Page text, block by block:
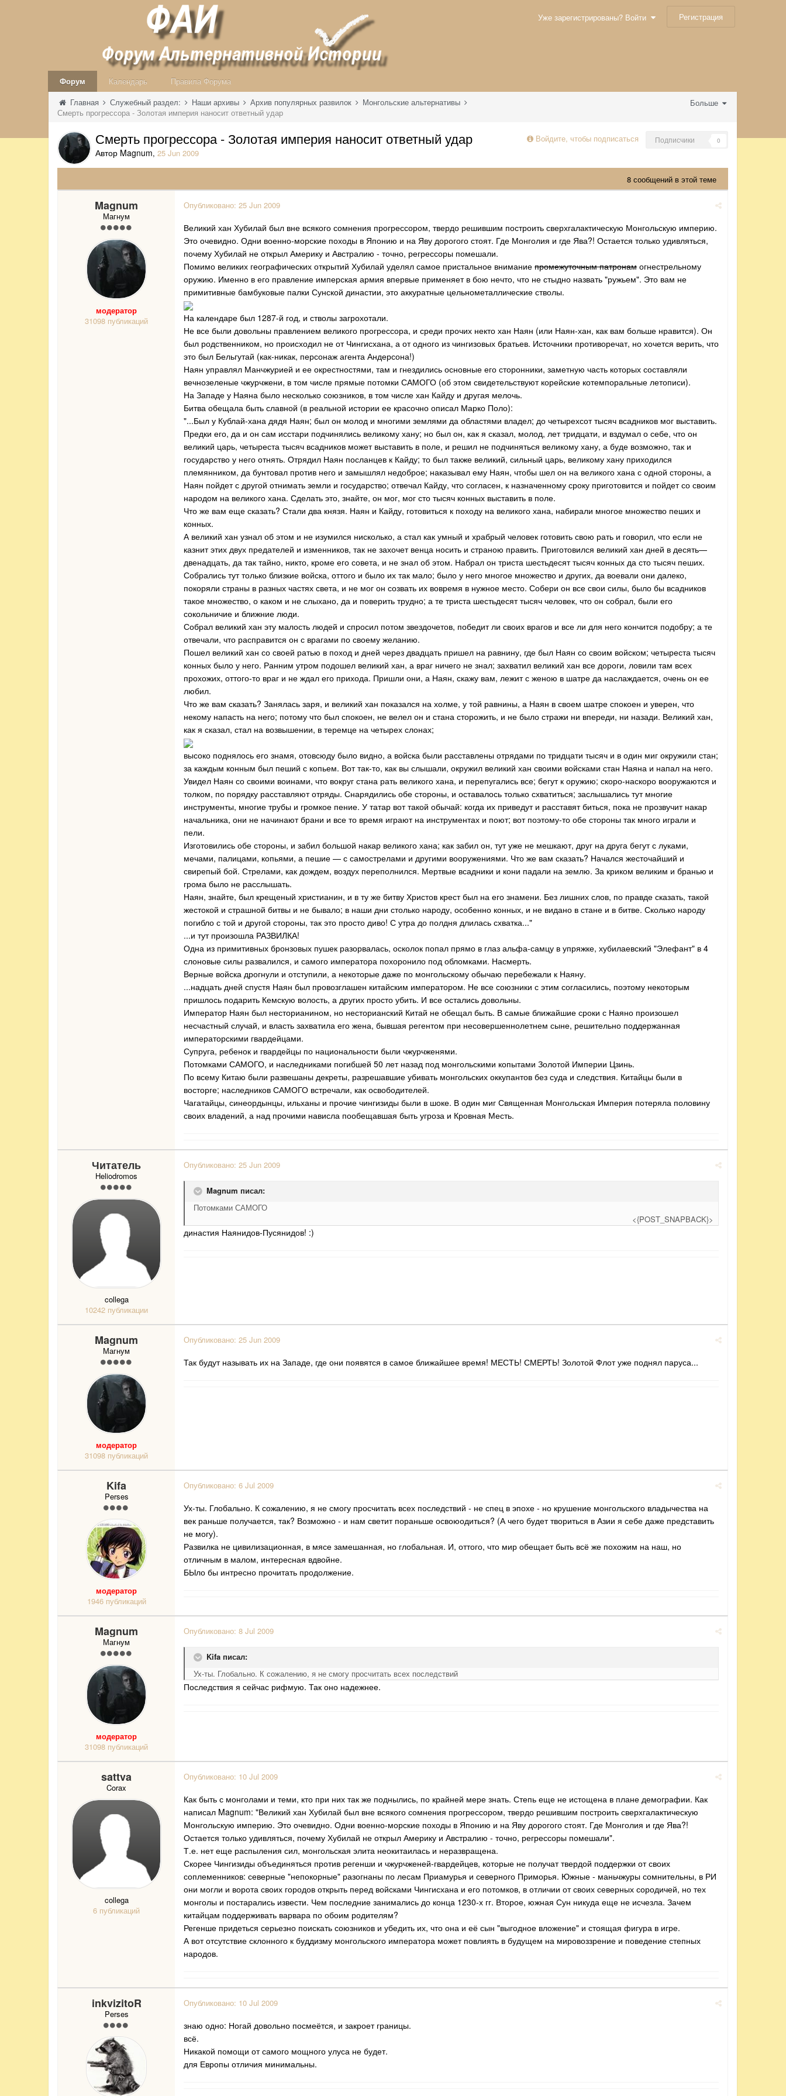
Уже зарегистрированы? Войти Регистрация
Форум Календарь
Правила Форума
Больше
Главная Служебный раздел: Наши архивы Архив популярных развилок
Монгольские альтернативы
Смерть прогрессора - Золотая империя наносит ответный удар
Войдите, чтобы подписаться Подписчики 0
Смерть прогрессора - Золотая империя наносит ответный удар
Автор Magnum,25 Jun 2009
8 сообщений в этой теме
Magnum
Магнум
модератор
31098 публикаций
Опубликовано:25 Jun 2009
Великий хан Хубилай был вне всякого сомнения прогрессором, твердо решившим построить сверхгалактическую Монгольскую империю.
Это очевидно. Одни военно-морские походы в Японию и на Яву дорогого стоят. Где Монголия и где Ява?! Остается только удивляться,
почему Хубилай не открыл Америку и Австралию - точно, регрессоры помешали.
Помимо великих географических открытий Хубилай уделял самое пристальное вниманиепромежуточным патронамогнестрельному
оружию. Именно в его правление имперская армия впервые применяет в бою нечто, что не стыдно назвать "ружьем". Это вам не
примитивные бамбуковые палки Сунской династии, это аккуратные цельнометаллические стволы.
На календаре был 1287-й год, и стволы загрохотали.
Не все были довольны правлением великого прогрессора, и среди прочих некто хан Наян (или Наян-хан, как вам больше нравится). Он
был родственником, но происходил не от Чингисхана, а от одного из чингизовых братьев. Источники противоречат, но хочется верить, что
это был Бельгутай (как-никак, персонаж агента Андерсона!)
Наян управлял Манчжурией и ее окрестностями, там и гнездились основные его сторонники, заметную часть которых составляли
вечнозеленые чжурчжени, в том числе прямые потомки САМОГО (об этом свидетельствуют корейские котемпоральные летописи).
На Западе у Наяна было несколько союзников, в том числе хан Кайду и другая мелочь.
Битва обещала быть славной (в реальной истории ее красочно описал Марко Поло):
"...Был у Кублай-хана дядя Наян; был он молод и многими землями да областями владел; до четырехсот тысяч всадников мог выставить.
Предки его, да и он сам исстари подчинялись великому хану; но был он, как я сказал, молод, лет тридцати, и вздумал о себе, что он
великий царь, четыреста тысяч всадников может выставить в поле, и решил не подчиняться великому хану, а буде возможно, так и
государство у него отнять. Отрядил Наян посланцев к Кайду; то был также великий, сильный царь, великому хану приходился
племянником, да бунтовал против него и замышлял недоброе; наказывал ему Наян, чтобы шел он на великого хана с одной стороны, а
Наян пойдет с другой отнимать земли и государство; отвечал Кайду, что согласен, к назначенному сроку приготовится и пойдет со своим
народом на великого хана. Сделать это, знайте, он мог, мог сто тысяч конных выставить в поле.
Что же вам еще сказать? Стали два князя. Наян и Кайду, готовиться к походу на великого хана, набирали многое множество пеших и
конных.
А великий хан узнал об этом и не изумился нисколько, а стал как умный и храбрый человек готовить свою рать и говорил, что если не
казнит этих двух предателей и изменников, так не захочет венца носить и страною править. Приготовился великий хан дней в десять—
двенадцать, да так тайно, никто, кроме его совета, и не знал об этом. Набрал он триста шестьдесят тысяч конных да сто тысяч пеших.
Собрались тут только близкие войска, оттого и было их так мало; было у него многое множество и других, да воевали они далеко,
покоряли страны в разных частях света, и не мог он созвать их вовремя в нужное место. Собери он все свои силы, было бы всадников
такое множество, о каком и не слыхано, да и поверить трудно; а те триста шестьдесят тысяч человек, что он собрал, были его
сокольничие и ближние люди.
Собрал великий хан эту малость людей и спросил потом звездочетов, победит ли своих врагов и все ли для него кончится подобру; а те
отвечали, что расправится он с врагами по своему желанию.
Пошел великий хан со своей ратью в поход и дней через двадцать пришел на равнину, где был Наян со своим войском; четыреста тысяч
конных было у него. Ранним утром подошел великий хан, а враг ничего не знал; захватил великий хан все дороги, ловили там всех
прохожих, оттого-то враг и не ждал его прихода. Пришли они, а Наян, скажу вам, лежит с женою в шатре да наслаждается, очень он ее
любил.
Что же вам сказать? Занялась заря, и великий хан показался на холме, у той равнины, а Наян в своем шатре спокоен и уверен, что
некому напасть на него; потому что был спокоен, не велел он и стана сторожить, и не было стражи ни впереди, ни назади. Великий хан,
как я сказал, стал на возвышении, в теремце на четырех слонах;
высоко поднялось его знамя, отовсюду было видно, а войска были расставлены отрядами по тридцати тысяч и в один миг окружили стан;
за каждым конным был пеший с копьем. Вот так-то, как вы слышали, окружил великий хан своими войсками стан Наяна и напал на него.
Увидел Наян со своими воинами, что вокруг стана рать великого хана, и перепугались все; бегут к оружию; скоро-наскоро вооружаются и
толком, по порядку расставляют отряды. Снарядились обе стороны, и оставалось только схватиться; заслышались тут многие
инструменты, многие трубы и громкое пение. У татар вот такой обычай: когда их приведут и расставят биться, пока не прозвучит накар
начальника, они не начинают брани и все то время играют на инструментах и поют; вот поэтому-то обе стороны так много играли и
пели.
Изготовились обе стороны, и забил большой накар великого хана; как забил он, тут уже не мешкают, друг на друга бегут с луками,
мечами, палицами, копьями, а пешие — с самострелами и другими вооружениями. Что же вам сказать? Начался жесточайший и
свирепый бой. Стрелами, как дождем, воздух переполнился. Мертвые всадники и кони падали на землю. За криком великим и бранью и
грома было не расслышать.
Наян, знайте, был крещеный христианин, и в ту же битву Христов крест был на его знамени. Без лишних слов, по правде сказать, такой
жестокой и страшной битвы и не бывало; в наши дни столько народу, особенно конных, и не видано в стане и в битве. Сколько народу
погибло с той и другой стороны, так это просто диво! С утра до полдня длилась схватка..."
...и тут произошла РАЗВИЛКА!
Одна из примитивных бронзовых пушек разорвалась, осколок попал прямо в глаз альфа-самцу в упряжке, хубилаевский "Элефант" в 4
слоновые силы развалился, и самого императора похоронило под обломками. Насмерть.
Верные войска дрогнули и отступили, а некоторые даже по монгольскому обычаю перебежали к Наяну.
...надцать дней спустя Наян был провозглашен китайским императором. Не все союзники с этим согласились, поэтому некоторым
пришлось подарить Кемскую волость, а других просто убить. И все остались довольны.
Император Наян был несторианином, но несторианский Китай не обещал быть. В самые ближайшие сроки с Наяно произошел
несчастный случай, и власть захватила его жена, бывшая регентом при несовершеннолетнем сыне, решительно поддержанная
императорскими гвардейцами.
Супруга, ребенок и гвардейцы по национальности были чжурчженями.
Потомками САМОГО, и наследниками погибшей 50 лет назад под монгольскими копытами Золотой Империи Цзинь.
По всему Китаю были развешаны декреты, разрешавшие убивать монгольских оккупантов без суда и следствия. Китайцы были в
восторге; наследников САМОГО встречали, как освободителей.
Чагатайцы, синеордынцы, ильханы и прочие чингизиды были в шоке. В один миг Священная Монгольская Империя потеряла половину
своих владений, а над прочими нависла пообещавшая быть угроза и Кровная Месть.
Читатель
Heliodromos
collega
10242 публикации
Опубликовано:25 Jun 2009
Magnum писал:
Потомками САМОГО
<{POST_SNAPBACK}>
династия Наянидов-Пусянидов! :)
Magnum
Магнум
модератор
31098 публикаций
Опубликовано:25 Jun 2009
Так будут называть их на Западе, где они появятся в самое ближайшее время! МЕСТЬ! СМЕРТЬ! Золотой Флот уже поднял паруса...
Kifa
Perses
модератор
1946 публикаций
Опубликовано:6 Jul 2009
Ух-ты. Глобально. К сожалению, я не смогу просчитать всех последствий - не спец в эпохе - но крушение монгольского владычества на
век раньше получается, так? Возможно - и нам светит пораньше освоюодиться? (А чего будет твориться в Азии я себе даже представить
не могу).
Развилка не цивилизационная, в мясе замешанная, но глобальная. И, оттого, что мир обещает быть всё же похожим на наш, но
отличным в малом, интересная вдвойне.
БЫло бы интресно прочитать продолжение.
Magnum
Магнум
модератор
31098 публикаций
Опубликовано:8 Jul 2009
Kifa писал:
Ух-ты. Глобально. К сожалению, я не смогу просчитать всех последствий
Последствия я сейчас рифмую. Так оно надежнее.
sattva
Corax
collega
6 публикаций
Опубликовано: 10 Jul 2009
Как быть с монголами и теми, кто при них так же поднылись, по крайней мере знать. Степь еще не истощена в плане демографии. Как
написал Magnum: "Великий хан Хубилай был вне всякого сомнения прогрессором, твердо решившим построить сверхгалактическую
Монгольскую империю. Это очевидно. Одни военно-морские походы в Японию и на Яву дорогого стоят. Где Монголия и где Ява?!
Остается только удивляться, почему Хубилай не открыл Америку и Австралию - точно, регрессоры помешали".
Т.е. нет еще распыления сил, монгольская элита неокитаилась и неразвращена.
Скорее Чингизиды объединяться против регенши и чжурчженей-гвардейцев, которые не получат твердой поддержки от своих
соплеменников: северные "непокорные" разогнаны по лесам Приамурья и северного Приморья. Южные - маньчжуры сомнительны, в РИ
они могли и ворота своих городов открыть перед войсками Чингисхана и его потомков, в отличии от своих северных сородичей, но тех
монголы и постарались извести. Чем последние занимались до конца 1230-х гг. Второе, южная Сун никуда еще не исчезла. Зачем
китайцам поддерживать варвара по обоим родителям?
Регенше придеться серьезно поискать союзников и убедить их, что она и её сын "выгодное вложение" и стоящая фигура в игре.
А вот отсутствие склонного к буддизму монгольского императора может повлиять в будущем на мировоззрение и поведение степных
народов.
inkvizitoR
Perses
Опубликовано: 10 Jul 2009
знаю одно: Ногай довольно посмеётся, и закроет границы.
всё.
Никакой помощи от самого мощного улуса не будет.
для Европы отличия минимальны.